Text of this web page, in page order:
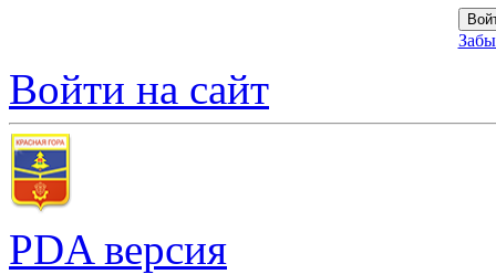
Войти на сайт
PDA версия